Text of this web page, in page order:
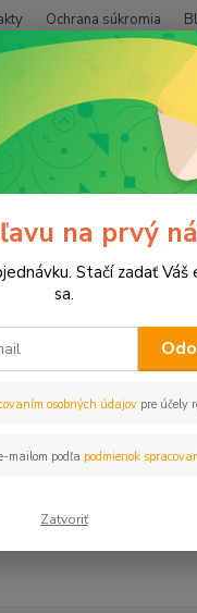
Ochrana súkromia
24V Programátor
6i /
na prvý
Stačí zadať
sa.
osobných údajov pre účely
mailom podľa podmienok
Zatvoriť